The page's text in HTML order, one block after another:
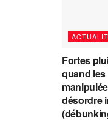
Fortes
quand les
désordre